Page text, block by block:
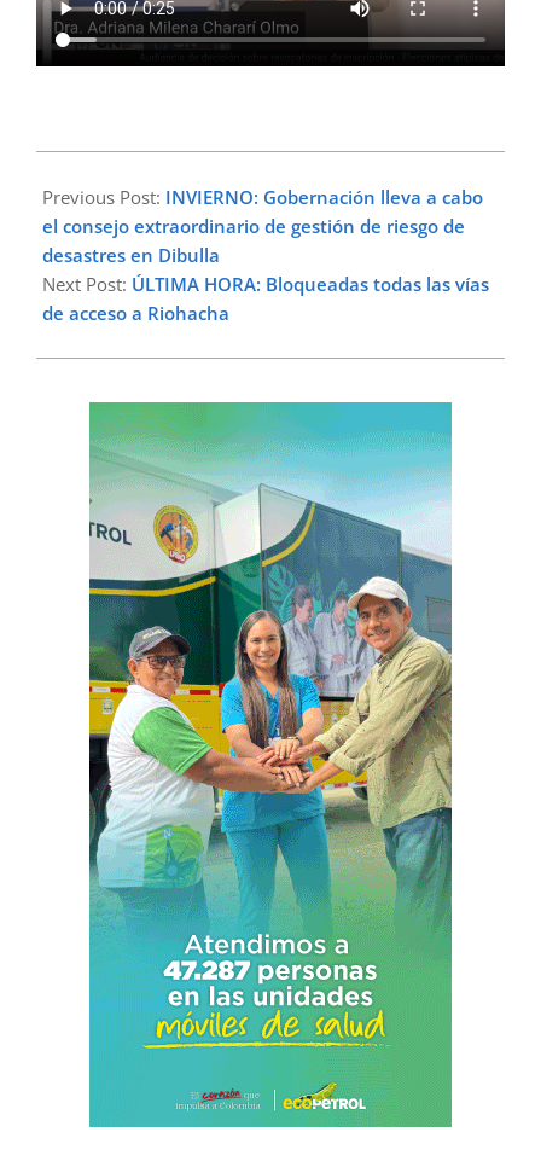
05-
13
Previous Post: INVIERNO: Gobernación lleva a cabo
el consejo extraordinario de gestión de riesgo de
desastres en Dibulla
Next Post: ÚLTIMA HORA: Bloqueadas todas las vías
de acceso a Riohacha